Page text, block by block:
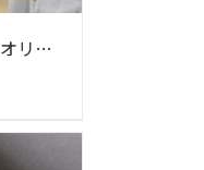
ラウンド長財布 オリエント